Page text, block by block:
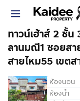
ทาวน์เฮ้าส์ 2 ชั้
ลานมณี1 ซอยสา
สายไหม55 เขต
ห้องนอน
ห้องน้ำ